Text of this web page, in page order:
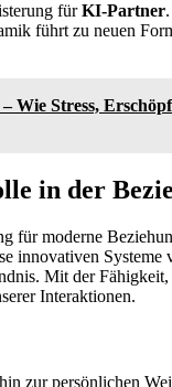
fürKI-Partner
führt zu neuen
Wie Stress,
in der
für moderne
innovativen
Mit der
Interaktionen.
zur persönlichen